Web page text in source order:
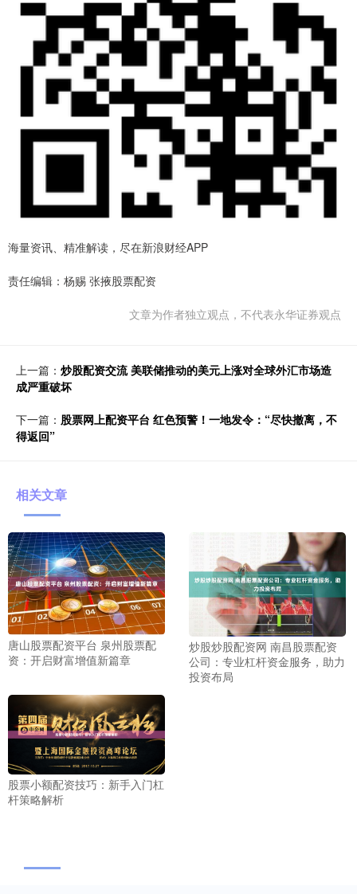
海量资讯、精准解读，尽在新浪财经APP
责任编辑：杨赐 张掖股票配资
文章为作者独立观点，不代表永华证券观点
上一篇： 炒股配资交流 美联储推动的美元上涨对全球外汇市场造
成严重破坏
下一篇： 股票网上配资平台 红色预警！一地发令：“尽快撤离，不
得返回”
相关文章
唐山股票配资平台 泉州股票配
资：开启财富增值新篇章
炒股炒股配资网 南昌股票配资
公司：专业杠杆资金服务，助力
投资布局
股票小额配资技巧：新手入门杠
杆策略解析